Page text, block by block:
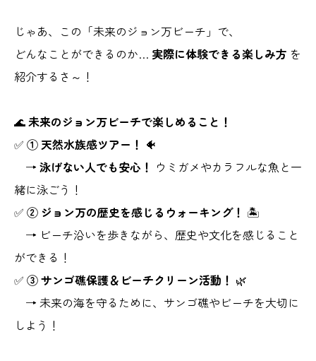
じゃあ、この「未来のジョン万ビーチ」で、
どんなことができるのか… 実際に体験できる楽しみ方 を
紹介するさ～！
🌊未来のジョン万ビーチで楽しめること！
✅ ① 天然水族感ツアー！ 🐠
→ 泳げない人でも安心！ ウミガメやカラフルな魚と一
緒に泳ごう！
✅ ② ジョン万の歴史を感じるウォーキング！ 🏝️
→ ビーチ沿いを歩きながら、歴史や文化を感じること
ができる！
✅ ③ サンゴ礁保護＆ビーチクリーン活動！ 🌿
→ 未来の海を守るために、サンゴ礁やビーチを大切に
しよう！